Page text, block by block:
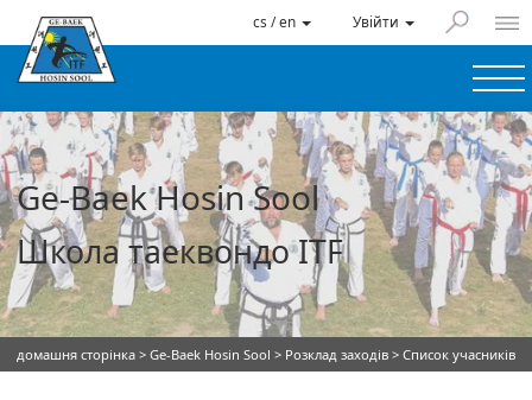
cs / en Увійти
Ge-Baek Hosin Sool
Школа таеквондо ITF
домашня сторінка > Ge-Baek Hosin Sool > Розклад заходів > Список учасників